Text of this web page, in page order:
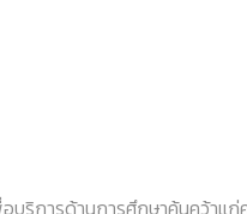
ริการด้านการศึกษาค้นคว้าแ